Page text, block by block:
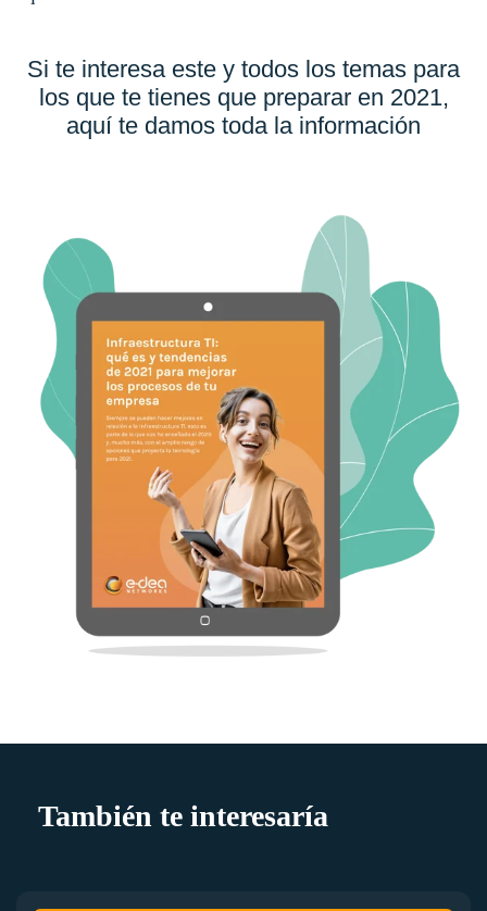
Si te interesa este y todos los temas para
los que te tienes que preparar en 2021,
aquí te damos toda la información
También te interesaría